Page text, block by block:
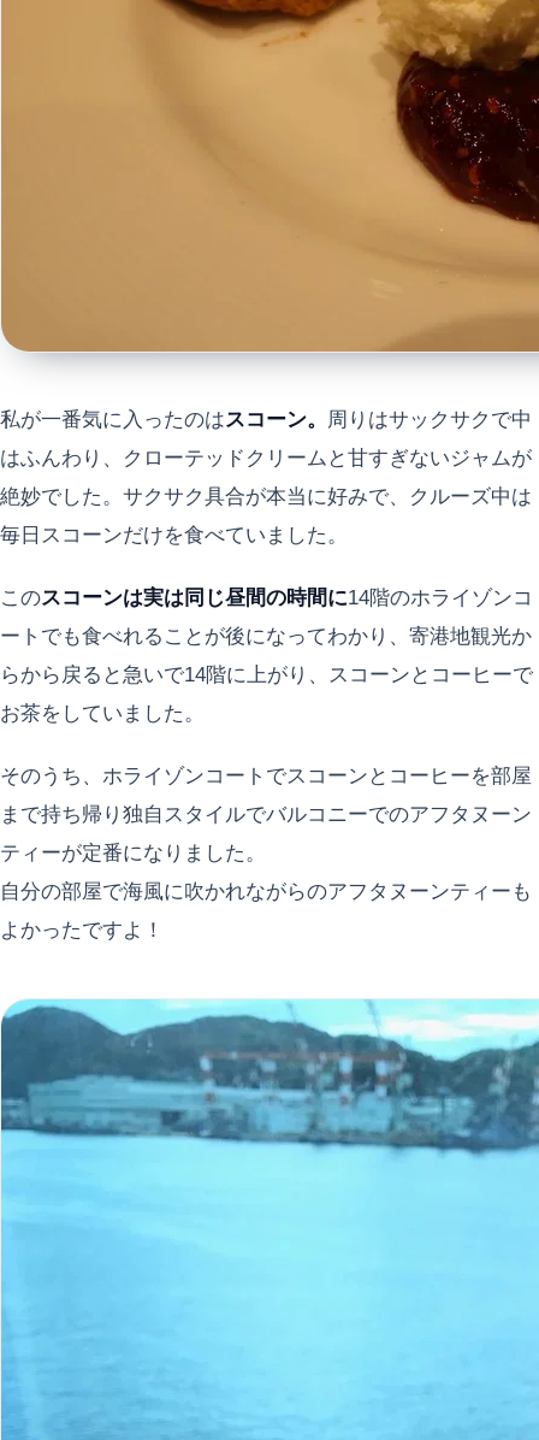
私が一番気に入ったのはスコーン。
周りはサックサクで中
はふんわり、クローテッドクリームと甘すぎないジャムが
絶妙でした。サクサク具合が本当に好みで、クルーズ中は
毎日スコーンだけを食べていました。
このスコーンは実は同じ昼間の時間に14階のホライゾンコ
ートでも食べれることが後になってわかり、寄港地観光か
らから戻ると急いで14階に上がり、スコーンとコーヒーで
お茶をしていました。
そのうち、ホライゾンコートでスコーンとコーヒーを部屋
まで持ち帰り独自スタイルでバルコニーでのアフタヌーン
ティーが定番になりました。
自分の部屋で海風に吹かれながらのアフタヌーンティーも
よかったですよ！